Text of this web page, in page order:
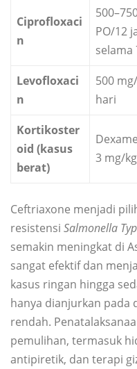
Ciprofloxaci
n
PO/12
selama
Levofloxaci
n
500
hari
Kortikoster
oid (kasus
berat)
3 mg/
Ceftriaxone menjadi
resistensi Salmonella
semakin meningkat di
sangat efektif dan
kasus ringan hingga
hanya dianjurkan pada
rendah.
pemulihan, termasuk
antipiretik, dan terapi